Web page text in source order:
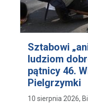
Sztabowi
ludziom
pątnicy 46.
Pielgrzymki
10 sierpnia 2026,